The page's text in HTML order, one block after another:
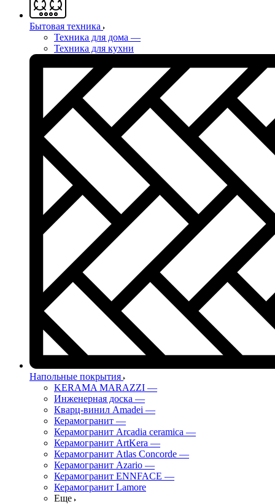
Бытовая техника
Техника для дома —
Техника для кухни
Напольные покрытия
KERAMA MARAZZI —
Инженерная доска —
Кварц-винил Amadei —
Керамогранит —
Керамогранит Arcadia ceramica —
Керамогранит ArtKera —
Керамогранит Atlas Concorde —
Керамогранит Azario —
Керамогранит ENNFACE —
Керамогранит Lamore
Еще